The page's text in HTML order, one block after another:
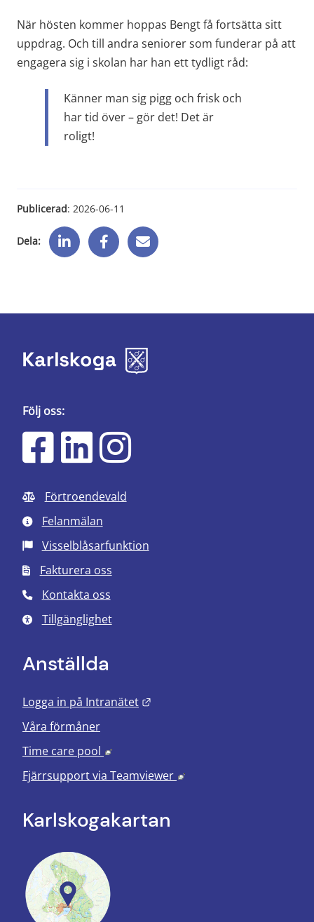
När hösten kommer hoppas Bengt få fortsätta sitt
uppdrag. Och till andra seniorer som funderar på att
engagera sig i skolan har han ett tydligt råd:
Känner man sig pigg och frisk och
har tid över – gör det! Det är
roligt!
Publicerad: 2026-06-11
Dela:
Följ oss:
Förtroendevald
Felanmälan
Visselblåsarfunktion
Fakturera oss
Kontakta oss
Tillgänglighet
Anställda
Logga in på Intranätet
Våra förmåner
Time care pool
Länk till annan webbplats, öppnas i
Fjärrsupport via Teamviewer Länk till annan
Karlskoga­kartan